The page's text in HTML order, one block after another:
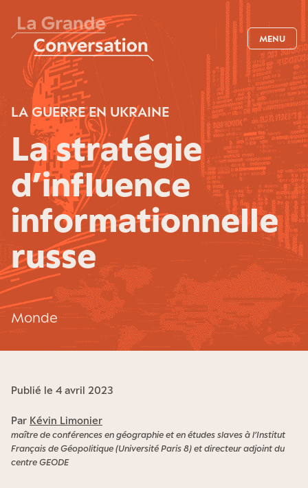
MENU
LA GUERRE EN UKRAINE
La stratégie
d’influence
informationnelle
russe
Monde
Publié le 4 avril 2023
Par Kévin Limonier
maître de conférences en géographie et en études slaves à l’Institut
Français de Géopolitique (Université Paris 8) et directeur adjoint du
centre GEODE